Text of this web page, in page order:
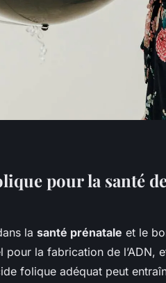
pour la santé
la santé prénatale et le
pour la fabrication de l’ADN,
folique adéquat peut